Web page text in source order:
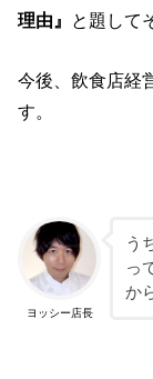
理由』 と題して
今後、飲食店経
す。
ヨッシー店長
う
っ
か